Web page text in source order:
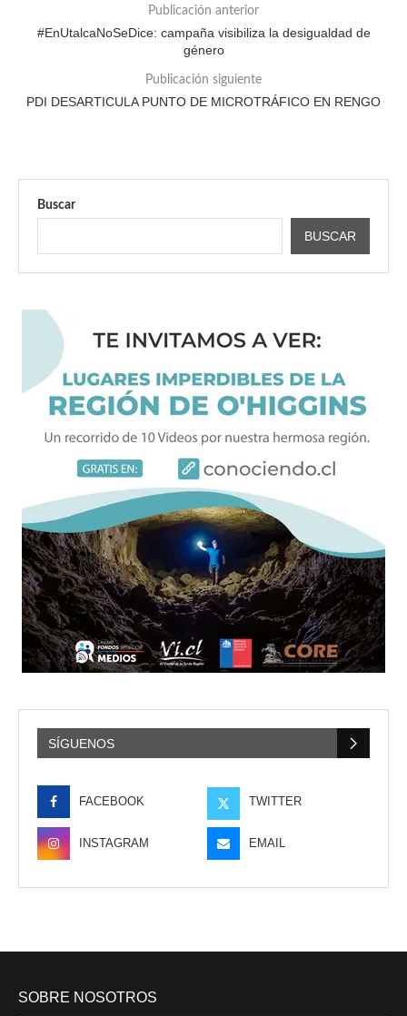
Publicación anterior
#EnUtalcaNoSeDice: campaña visibiliza la desigualdad de
género
Publicación siguiente
PDI DESARTICULA PUNTO DE MICROTRÁFICO EN RENGO
Buscar
BUSCAR
SÍGUENOS
FACEBOOK TWITTER
INSTAGRAM EMAIL
SOBRE NOSOTROS